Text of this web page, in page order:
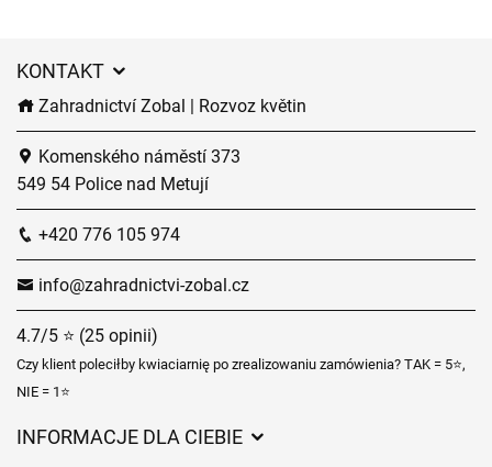
KONTAKT
Zahradnictví Zobal | Rozvoz květin
Komenského náměstí 373
549 54 Police nad Metují
+420 776 105 974
info@zahradnictvi-zobal.cz
4.7/5 ⭐ (25 opinii)
Czy klient poleciłby kwiaciarnię po zrealizowaniu zamówienia? TAK = 5⭐,
NIE = 1⭐
INFORMACJE DLA CIEBIE